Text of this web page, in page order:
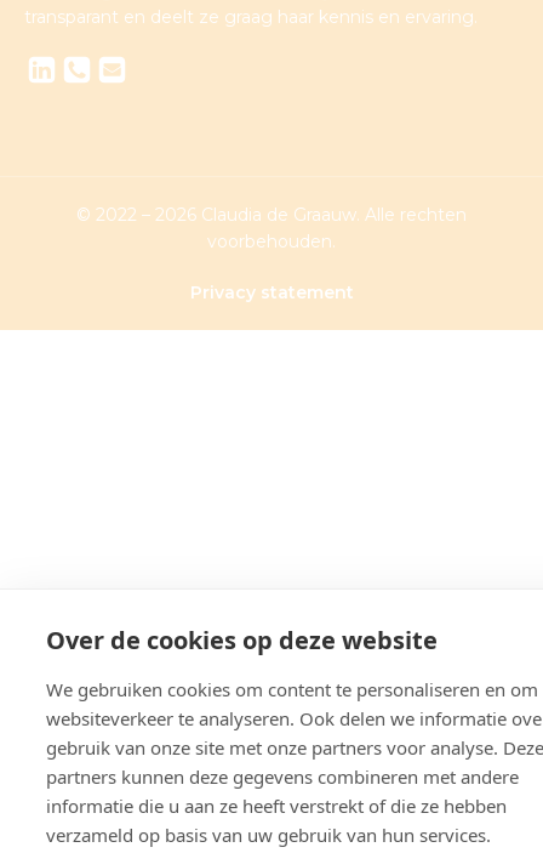
transparant en deelt ze graag haar kennis en ervaring.
© 2022 – 2026 Claudia de Graauw. Alle rechten
voorbehouden.
Privacy statement
Over de cookies op deze website
We gebruiken cookies om content te personaliseren en om
websiteverkeer te analyseren. Ook delen we informatie
gebruik van onze site met onze partners voor analyse. Deze
partners kunnen deze gegevens combineren met andere
informatie die u aan ze heeft verstrekt of die ze hebben
verzameld op basis van uw gebruik van hun services.